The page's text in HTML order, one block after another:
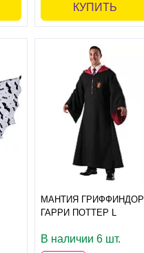
КУПИТЬ
МАНТИЯ ГРИФФИНДОР
ГАРРИ ПОТТЕР L
В наличии 6 шт.